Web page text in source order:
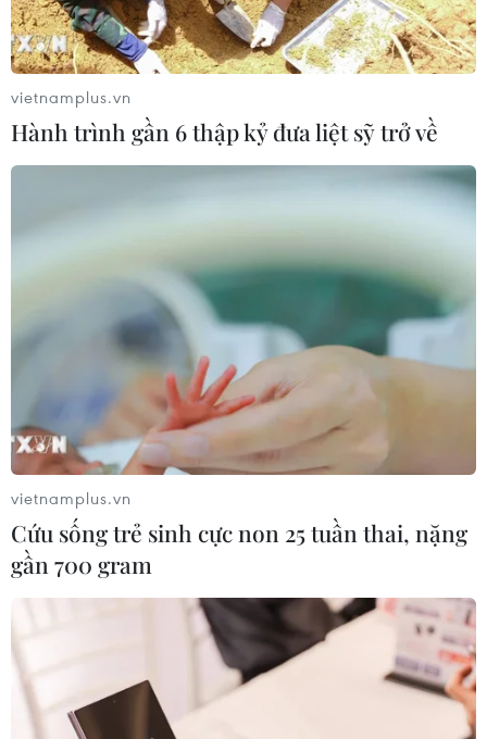
vietnamplus.vn
Hành trình gần 6 thập kỷ đưa liệt sỹ trở về
vietnamplus.vn
Cứu sống trẻ sinh cực non 25 tuần thai, nặng
gần 700 gram